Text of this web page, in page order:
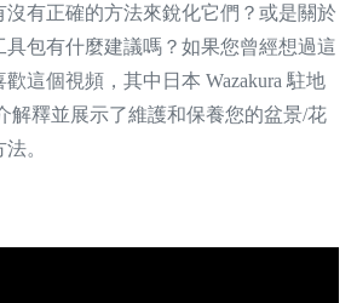
有正確的方法來銳化它們？或是關於
包有什麼建議嗎？如果您曾經想過這
這個視頻，其中日本 Wazakura 駐地
解釋並展示了維護和保養您的盆景/花
。